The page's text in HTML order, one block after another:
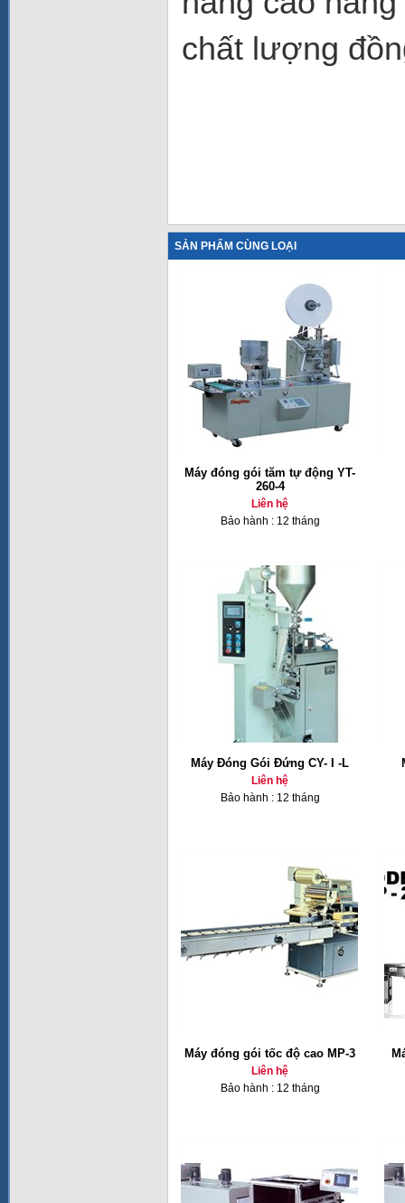
chất lượng
SẢN PHẨM CÙNG LOẠI
Máy đóng gói tăm tự động YT-
260-4
Liên hệ
Bảo hành : 12 tháng
Máy Đóng Gói Đứng CY- I -L
Liên hệ
Bảo hành : 12 tháng
Máy đóng gói tốc độ cao MP-3
Liên hệ
Bảo hành : 12 tháng